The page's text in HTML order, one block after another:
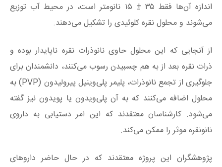
اندازه آن‌ها فقط ۳۵ ± ۱۵ نانومتر است، در محیط آب توزیع
می‌شوند و محلول نقره کلوئیدی را تشکیل می‌دهند.
از آنجایی که این محلول حاوی نانوذرات نقره ناپایدار بوده و
ذرات نقره بعد از به هم چسبیدن رسوب می‌کنند، دانشمندان برای
جلوگیری از تجمع نانوذرات، پلیمر پلی‌وینیل پیرولیدون (PVP) به
محلول اضافه می‌کنند که به آن پلی‌ویدون یا پویدون نیز گفته
می‌شود. کارشناسان معتقدند که این امر دستیابی به داروی
نانونقره موثر را ممکن می‌کند.
پژوهشگران این پروژه معتقدند که در حال حاضر دارو‌های